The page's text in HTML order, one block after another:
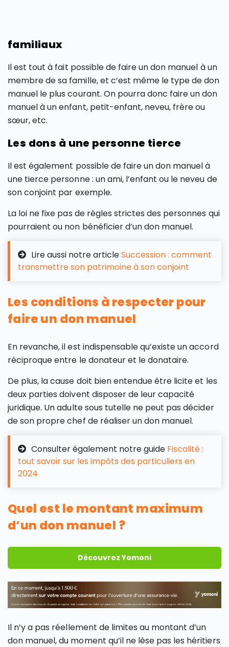
familiaux
Il est tout à fait possible de faire un don manuel à un
membre de sa famille, et c’est même le type de don
manuel le plus courant. On pourra donc faire un don
manuel à un enfant, petit-enfant, neveu, frère ou
sœur, etc.
Les dons à une personne tierce
Il est également possible de faire un don manuel à
une tierce personne : un ami, l’enfant ou le neveu de
son conjoint par exemple.
La loi ne fixe pas de règles strictes des personnes qui
pourraient ou non bénéficier d’un don manuel.
Lire aussi notre articleSuccession : comment
transmettre son patrimoine à son conjoint
Les conditions à respecter pour
faire un don manuel
En revanche, il est indispensable qu’existe un accord
réciproque entre le donateur et le donataire.
De plus, la cause doit bien entendue être licite et les
deux parties doivent disposer de leur capacité
juridique. Un adulte sous tutelle ne peut pas décider
de son propre chef de réaliser un don manuel.
Consulter également notre guide Fiscalité :
tout savoir sur les impôts des particuliers en
2024
Quel est le montant maximum
d’un don manuel ?
Découvrez Yomoni
Il n’y a pas réellement de limites au montant d’un
don manuel, du moment qu’il ne lèse pas les héritiers